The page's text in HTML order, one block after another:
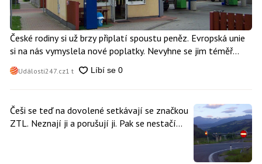
České rodiny si už brzy připlatí spoustu peněz. Evropská unie
si na nás vymyslela nové poplatky. Nevyhne se jim téměř
nikdo
Události247.cz1 t
Češi se teď na dovolené setkávají se značkou
ZTL. Neznají ji a porušují ji. Pak se nestačí